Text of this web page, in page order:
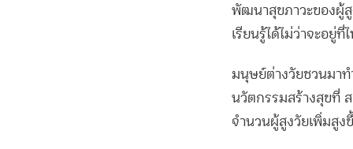
พัฒนาสุขภาวะของผู้สู
เรียนรู้ได้ไม่ว่าจะอยู่ที่
มนุษย์ต่างวัยชวนมา
นวัตกรรมสร้างสุขที่
จำนวนผู้สูงวัยเพิ่มสูง